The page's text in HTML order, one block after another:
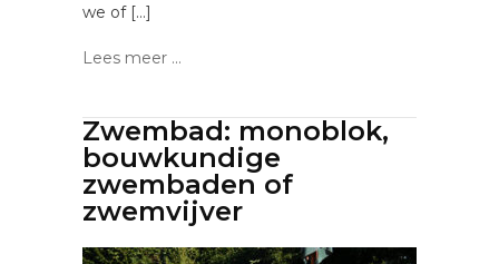
we of […]
Lees meer ...
Zwembad: monoblok,
bouwkundige
zwembaden of
zwemvijver